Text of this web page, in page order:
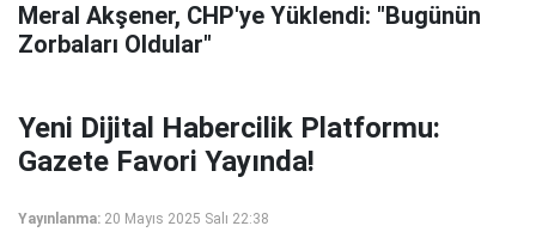
Meral Akşener, CHP'ye Yüklendi: "Bugünün
Zorbaları Oldular"
Yeni Dijital Habercilik Platformu:
Gazete Favori Yayında!
Yayınlanma: 20 Mayıs 2025 Salı 22:38